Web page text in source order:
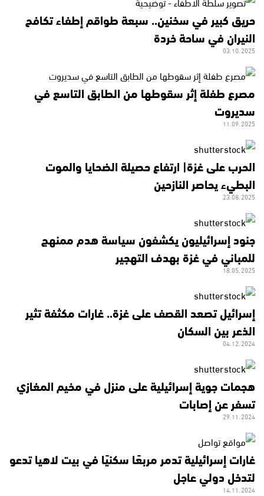
حريق كبير في سخنين.. سبعة طواقم إطفاء تكافح
النيران في ساحة خردة
03.10.2025
مصرع طفلة إثر سقوطها من الطابق التاسع في
سديروت
11.09.2025
الحرب على غزة| ارتفاع حصيلة الضحايا والموت
البطيء يحاصر النازحين
23.08.2025
جنود إسرائيليون يكشفون سياسة هدم ممنهج
للمباني في غزة بهدف التهجير
18.05.2025
إسرائيل تصعد القصف على غزة.. غارات مكثفة تثير
الذعر بين السكان
04.12.2024
هجمات جوية إسرائيلية على منزل في مخيم المغازي
تسفر عن إصابات
29.11.2024
غارات إسرائيلية تدمر مربعًا سكنيًا في بيت لاهيا تدعو
لتدخل دولي عاجل
14.11.2024